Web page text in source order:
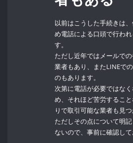
以前はこうした手続きは
め電話による口頭で行わ
す。
ただし近年ではメールで
業者もあり、またLINEで
のもあります。
次第に電話が必要ではな
め、それほど苦労するこ
りで取引可能な業者も見つ
ただしその点について明
ないので、事前に確認して